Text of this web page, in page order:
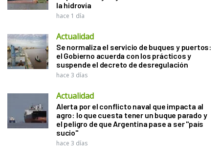
la hidrovía
hace 1 día
Actualidad
Se normaliza el servicio de buques y puertos:
el Gobierno acuerda con los prácticos y
suspende el decreto de desregulación
hace 3 días
Actualidad
Alerta por el conflicto naval que impacta al
agro: lo que cuesta tener un buque parado y
el peligro de que Argentina pase a ser "país
sucio"
hace 3 días